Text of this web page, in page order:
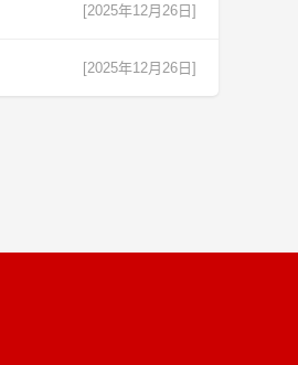
[2025年12月26日]
[2025年12月26日]